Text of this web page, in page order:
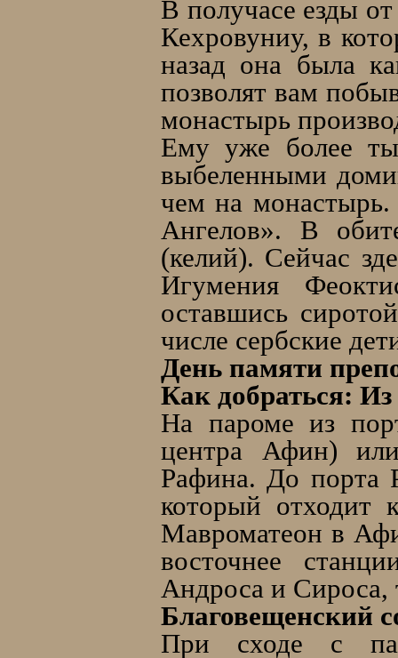
В получасе езды от
Кехровуниу, в
назад она была
позволят вам
монастырь
Ему уже более
выбеленными
чем на
Ангелов». В
(келий). Сейчас
Игумения
оставшись
числе сербские
День памяти
Как добраться:
На пароме из
центра Афин)
Рафина. До порта
который отходит
Мавроматеон в
восточнее
Андроса и Сироса,
Благовещенский
При сходе с